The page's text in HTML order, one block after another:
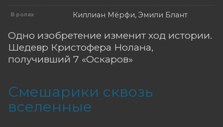
В ролях Киллиан Мёрфи, Эмили Блант
Одно изобретение изменит ход истории.
Шедевр Кристофера Нолана,
получивший 7 «Оскаров»
Смешарики сквозь
вселенные